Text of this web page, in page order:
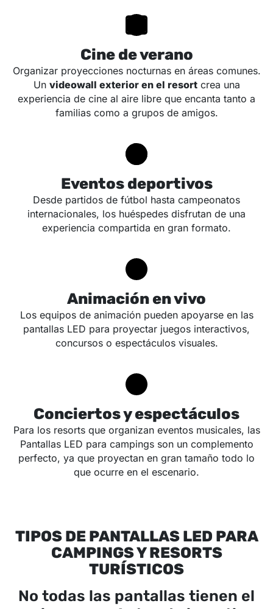
Cine de verano
Organizar proyecciones nocturnas en áreas comunes.
Un videowall exterior en el resortcrea una
experiencia de cine al aire libre que encanta tanto a
familias como a grupos de amigos.
Eventos deportivos
Desde partidos de fútbol hasta campeonatos
internacionales, los huéspedes disfrutan de una
experiencia compartida en gran formato.
Animación en vivo
Los equipos de animación pueden apoyarse en las
pantallas LED para proyectar juegos interactivos,
concursos o espectáculos visuales.
Conciertos y espectáculos
Para los resorts que organizan eventos musicales, las
Pantallas LED para campings son un complemento
perfecto, ya que proyectan en gran tamaño todo lo
que ocurre en el escenario.
TIPOS DE PANTALLAS LED PARA
CAMPINGS Y RESORTS
TURÍSTICOS
No todas las pantallas tienen el